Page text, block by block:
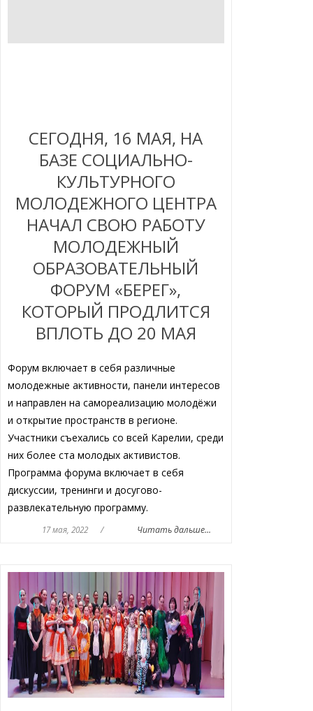
СЕГОДНЯ, 16 МАЯ, НА
БАЗЕ СОЦИАЛЬНО-
КУЛЬТУРНОГО
МОЛОДЕЖНОГО ЦЕНТРА
НАЧАЛ СВОЮ РАБОТУ
МОЛОДЕЖНЫЙ
ОБРАЗОВАТЕЛЬНЫЙ
ФОРУМ «БЕРЕГ»,
КОТОРЫЙ ПРОДЛИТСЯ
ВПЛОТЬ ДО 20 МАЯ
Форум включает в себя различные
молодежные активности, панели интересов
и направлен на самореализацию молодёжи
и открытие пространств в регионе.
Участники съехались со всей Карелии, среди
них более ста молодых активистов.
Программа форума включает в себя
дискуссии, тренинги и досугово-
развлекательную программу.
17 мая, 2022 / Читать дальше...